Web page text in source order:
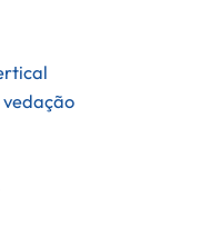
vedação